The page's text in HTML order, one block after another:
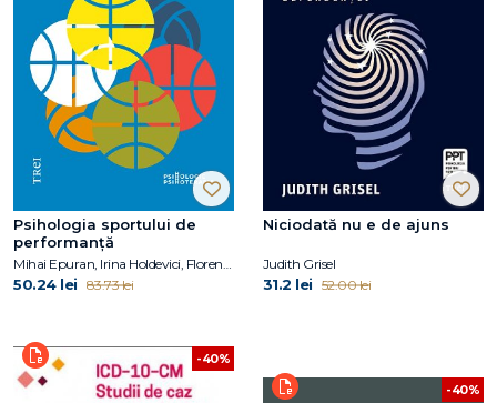
Psihologia sportului de
performanță
50.24 lei 83.73 lei
Niciodată nu e de ajuns
Judith Grisel
31.2 lei 52.00 lei
-40%
-40%